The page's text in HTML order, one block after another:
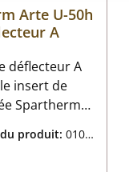
Arte U-50h
A
déflecteur A
insert de
Spartherm
jusqu'en
du produit:0100